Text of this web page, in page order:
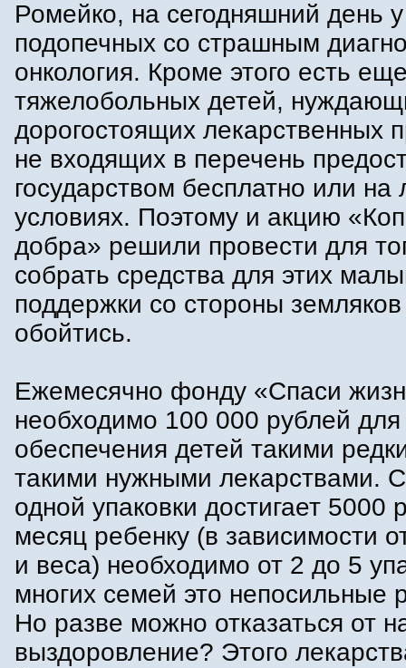
Ромейко, на сегодняшний день
подопечных со страшным
онкология. Кроме этого есть
тяжелобольных детей,
дорогостоящих лекарственных
не входящих в перечень
государством бесплатно или на
условиях. Поэтому и акцию
добра» решили провести для
собрать средства для этих
поддержки со стороны
обойтись.
Ежемесячно фонду «Спаси
необходимо 100 000 рублей для
обеспечения детей такими
такими нужными лекарствами.
одной упаковки достигает 5000
месяц ребенку (в зависимости
и веса) необходимо от 2 до 5
многих семей это непосильные
Но разве можно отказаться от
выздоровление? Этого